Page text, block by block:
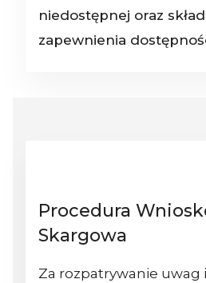
niedostępnej oraz
zapewnienia
Procedura
Skargowa
Za rozpatrywanie uwag